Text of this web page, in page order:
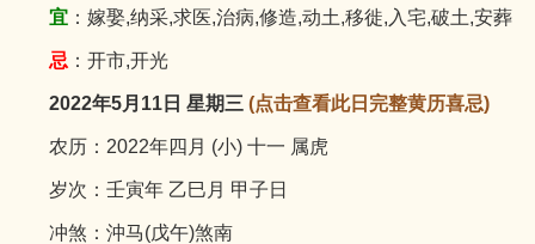
宜：嫁娶,纳采,求医,治病,修造,动土,移徙,入宅,破土,安葬
忌 ：开市,开光
2022年5月11日 星期三 (点击查看此日完整黄历喜忌)
农历：2022年四月 (小) 十一 属虎
岁次：壬寅年 乙巳月 甲子日
冲煞：沖马(戊午)煞南